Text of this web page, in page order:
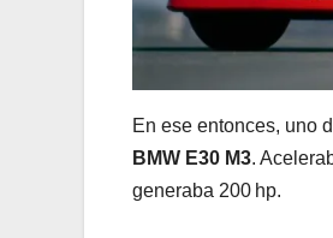
En ese entonces, uno
BMW E30 M3.
generaba 200 hp.